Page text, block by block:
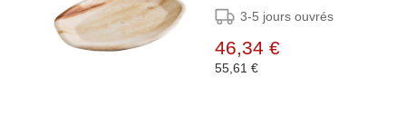
palmier Fiesta
(lot de 100)
3-5 jours ouvrés
46,34 €
55,61 €